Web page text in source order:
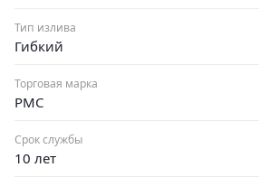
Тип излива
Гибкий
Торговая марка
РМС
Срок службы
10 лет